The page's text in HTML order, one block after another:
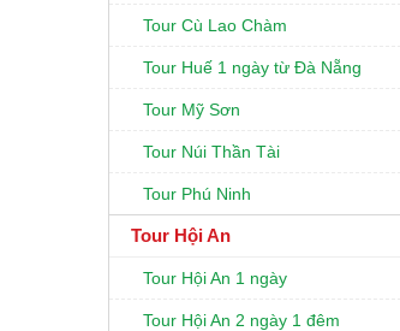
Tour Cù Lao Chàm
Tour Huế 1 ngày từ Đà Nẵng
Tour Mỹ Sơn
Tour Núi Thần Tài
Tour Phú Ninh
Tour Hội An
Tour Hội An 1 ngày
Tour Hội An 2 ngày 1 đêm